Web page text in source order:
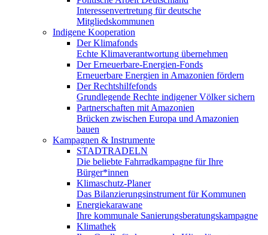
Interessenvertretung für deutsche
Mitgliedskommunen
Indigene Kooperation
Der Klimafonds
Echte Klimaverantwortung übernehmen
Der Erneuerbare-Energien-Fonds
Erneuerbare Energien in Amazonien fördern
Der Rechtshilfefonds
Grundlegende Rechte indigener Völker sichern
Partnerschaften mit Amazonien
Brücken zwischen Europa und Amazonien
bauen
Kampagnen & Instrumente
STADTRADELN
Die beliebte Fahrradkampagne für Ihre
Bürger*innen
Klimaschutz-Planer
Das Bilanzierungsinstrument für Kommunen
Energiekarawane
Ihre kommunale Sanierungsberatungskampagne
Klimathek